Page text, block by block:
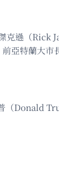
克遜（
亞特蘭大
（Donald